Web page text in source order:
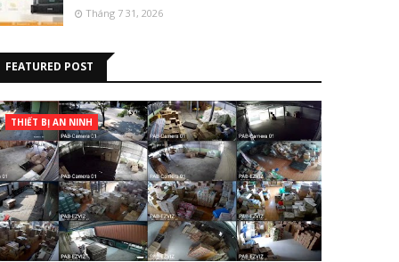
Tháng 7 31, 2026
FEATURED POST
THIẾT BỊ AN NINH